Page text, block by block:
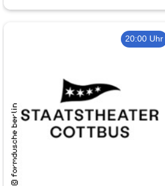
20:00 Uhr